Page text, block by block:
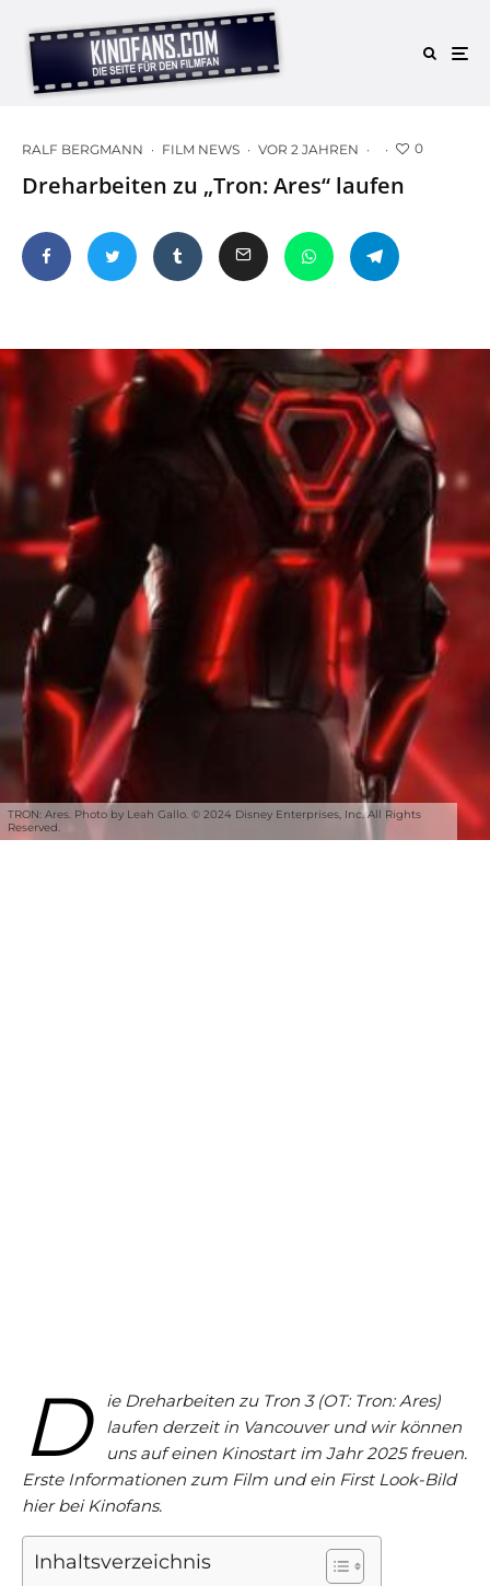
RALF BERGMANN · FILM NEWS · VOR 2 JAHREN · · 0
Dreharbeiten zu „Tron: Ares“ laufen
TRON: Ares. Photo by Leah Gallo. © 2024 Disney Enterprises, Inc. All Rights
Reserved.
D
ie Dreharbeiten zu Tron 3 (OT: Tron: Ares)
laufen derzeit in Vancouver und wir können
uns auf einen Kinostart im Jahr 2025 freuen.
Erste Informationen zum Film und ein First Look-Bild
hier bei Kinofans.
Inhaltsverzeichnis